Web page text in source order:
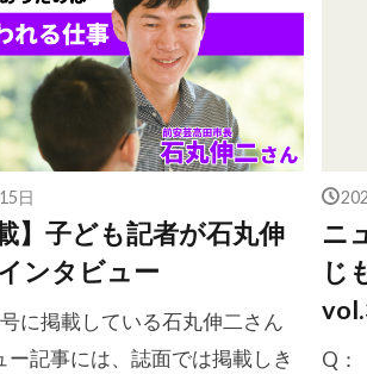
日
】子ども記者が石丸伸
ンタビュー
に掲載している石丸伸二さん
ー記事には、誌面では掲載しき
ニ
じ
Q：